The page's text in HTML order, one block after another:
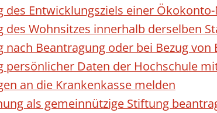
des Entwicklungsziels einer
des Wohnsitzes innerhalb derselben
nach Beantragung oder bei Bezug
persönlicher Daten der Hochschule
an die Krankenkasse melden
als gemeinnützige Stiftung